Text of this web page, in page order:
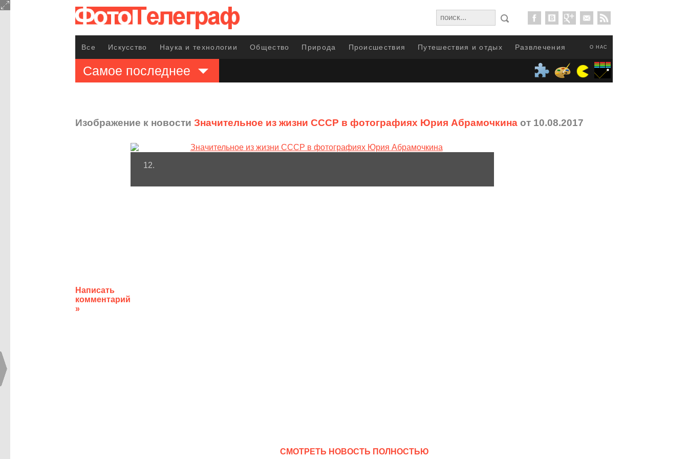
О НАС
Все Искусство Наука и технологии Общество Природа Происшествия Путешествия и отдых Развлечения
Самое последнее
Изображение к новости Значительное из жизни СССР в фотографиях Юрия Абрамочкина от 10.08.2017
Написать
комментарий
»
12.
CМОТРЕТЬ НОВОСТЬ ПОЛНОСТЬЮ